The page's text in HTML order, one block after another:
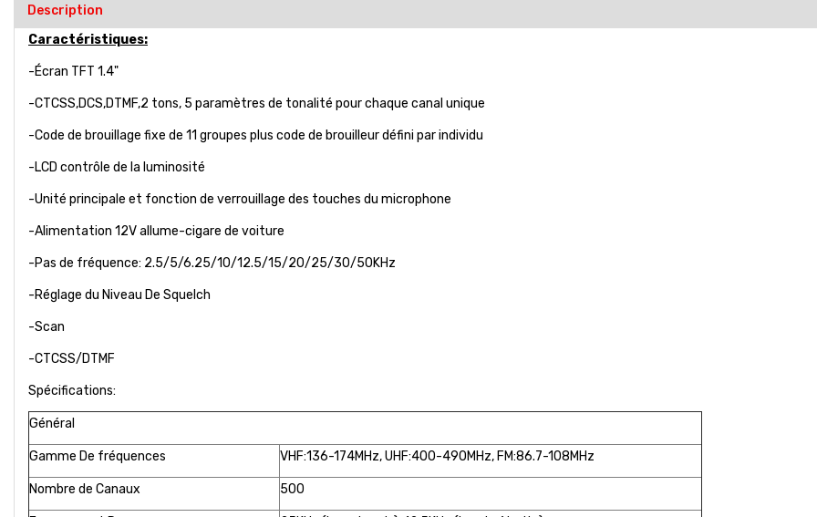
Description
Caractéristiques:
-Écran TFT 1.4"
-CTCSS,DCS,DTMF,2 tons, 5 paramètres de tonalité pour chaque canal unique
-Code de brouillage fixe de 11 groupes plus code de brouilleur défini par individu
-LCD contrôle de la luminosité
-Unité principale et fonction de verrouillage des touches du microphone
-Alimentation 12V allume-cigare de voiture
-Pas de fréquence: 2.5/5/6.25/10/12.5/15/20/25/30/50KHz
-Réglage du Niveau De Squelch
-Scan
-CTCSS/DTMF
Spécifications:
Général
Gamme De fréquences VHF:136-174MHz, UHF:400-490MHz, FM:86.7-108MHz
Nombre de Canaux 500